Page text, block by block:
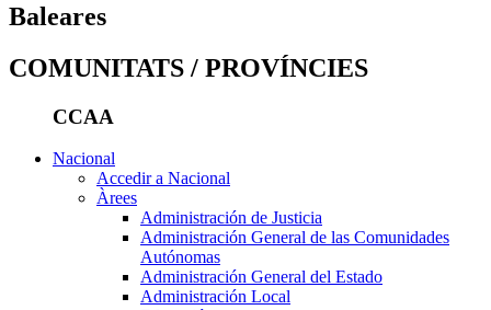
Baleares
COMUNITATS / PROVÍNCIES
CCAA
Nacional
Accedir a Nacional
Àrees
Administración de Justicia
Administración General de las Comunidades
Autónomas
Administración General del Estado
Administración Local